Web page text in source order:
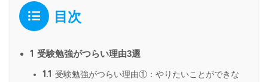
目次
1 受験勉強がつらい理由3選
1.1 受験勉強がつらい理由①：やりたいことができな